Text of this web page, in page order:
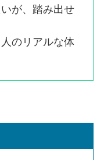
が、踏み出せ
のリアルな体